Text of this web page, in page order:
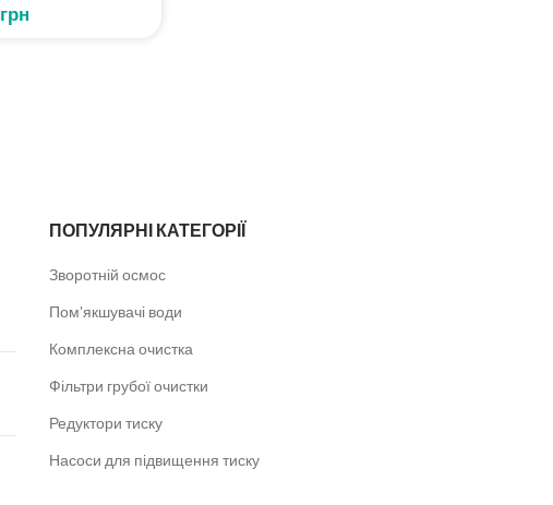
грн
ПОПУЛЯРНІ КАТЕГОРІЇ
Зворотній осмос
Пом'якшувачі води
Комплексна очистка
Фільтри грубої очистки
Редуктори тиску
Насоси для підвищення тиску